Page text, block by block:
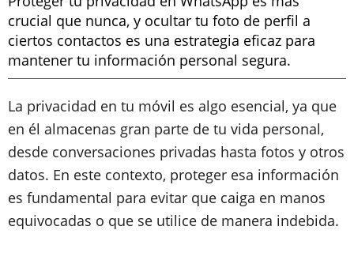
crucial que nunca, y ocultar tu foto de perfil a
ciertos contactos es una estrategia eficaz para
mantener tu información personal segura.
La privacidad en tu móvil es algo esencial, ya que
en él almacenas gran parte de tu vida personal,
desde conversaciones privadas hasta fotos y otros
datos. En este contexto, proteger esa información
es fundamental para evitar que caiga en manos
equivocadas o que se utilice de manera indebida.